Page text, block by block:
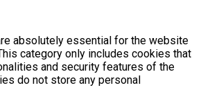
absolutely essential for the website
category only includes cookies that
and security features of the
do not store any personal